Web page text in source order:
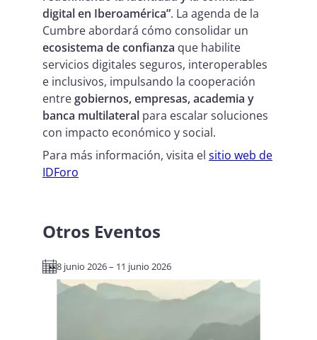
digital en Iberoamérica”. La agenda de la
Cumbre abordará cómo consolidar un
ecosistema de confianza que habilite
servicios digitales seguros, interoperables
e inclusivos, impulsando la cooperación
entregobiernos, empresas, academia y
banca multilateral para escalar soluciones
con impacto económico y social.
Para más información, visita el sitio web de
IDForo
Otros Eventos
8 junio 2026 – 11 junio 2026